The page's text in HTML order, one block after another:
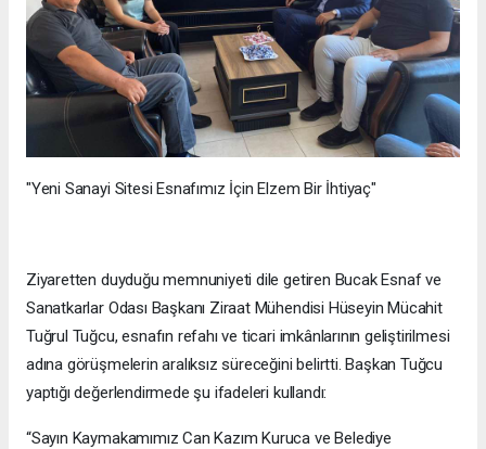
"Yeni Sanayi Sitesi Esnafımız İçin Elzem Bir İhtiyaç"
Ziyaretten duyduğu memnuniyeti dile getiren Bucak Esnaf ve
Sanatkarlar Odası Başkanı Ziraat Mühendisi Hüseyin Mücahit
Tuğrul Tuğcu, esnafın refahı ve ticari imkânlarının geliştirilmesi
adına görüşmelerin aralıksız süreceğini belirtti. Başkan Tuğcu
yaptığı değerlendirmede şu ifadeleri kullandı:
“Sayın Kaymakamımız Can Kazım Kuruca ve Belediye